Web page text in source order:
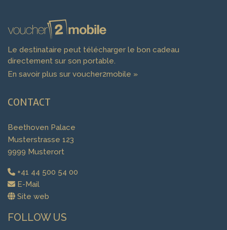
Le destinataire peut télécharger le bon cadeau
directement sur son portable.
En savoir plus sur voucher2mobile »
CONTACT
Beethoven Palace
Musterstrasse 123
9999 Musterort
+41 44 500 54 00
E-Mail
Site web
FOLLOW US